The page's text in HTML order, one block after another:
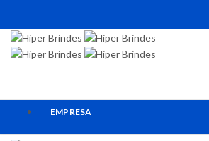
EMPRESA